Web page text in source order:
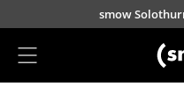
Direkt zum Inhalt
smow